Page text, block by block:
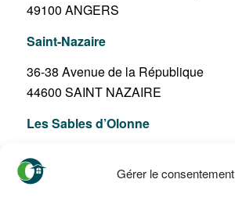
Gérer le consentement
49100 ANGERS
Saint-Nazaire
36-38 Avenue de la République
44600 SAINT NAZAIRE
Les Sables d’Olonne
Résidence La Fontaine Fleurie
66 Boulevard Ampère